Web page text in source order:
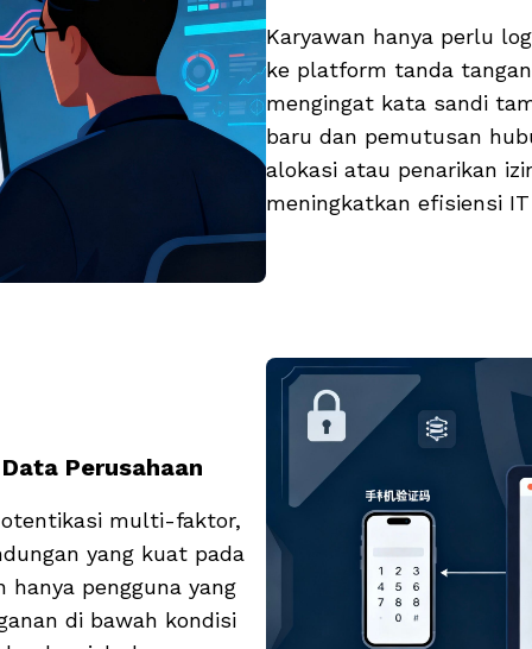
Karyawan hanya perlu
ke platform tanda
mengingat kata sandi
baru dan pemutusan
alokasi atau penarikan
meningkatkan efisiensi
Perusahaan
otentikasi multi-faktor,
yang kuat pada
pengguna yang
di bawah kondisi